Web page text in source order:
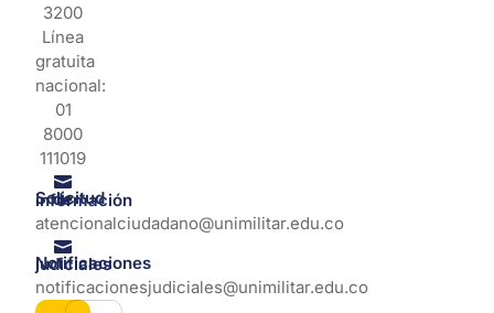
3200
Línea
gratuita
nacional:
01
8000
111019
Solicitud de información
atencionalciudadano@unimilitar.edu.co
Notificaciones judiciales
notificacionesjudiciales@unimilitar.edu.co